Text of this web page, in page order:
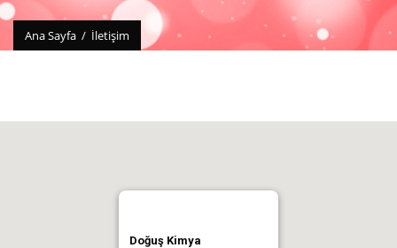
Ana Sayfa / İletişim
Doğuş Kimya